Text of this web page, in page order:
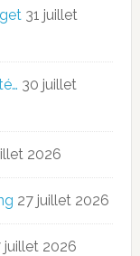
31 juillet
30 juillet
2026
27 juillet 2026
juillet 2026